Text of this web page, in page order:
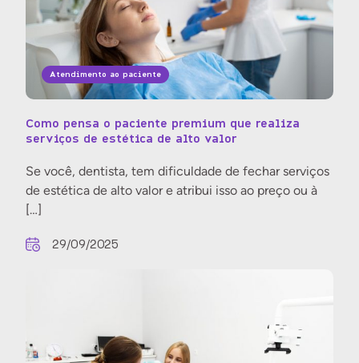
Atendimento ao paciente
Como pensa o paciente premium que realiza
serviços de estética de alto valor
Se você, dentista, tem dificuldade de fechar serviços
de estética de alto valor e atribui isso ao preço ou à
[…]
29/09/2025